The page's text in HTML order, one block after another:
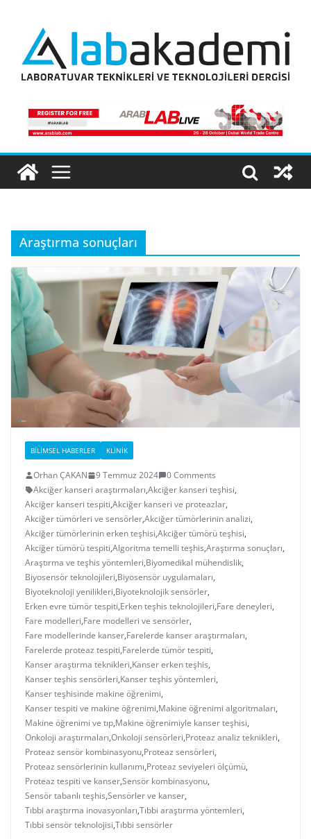
content
Araştırma sonuçları
BILIMSEL HABERLER KLINIK
Orhan ÇAKAN 9 Temmuz 2024
0 Comments
Akciğer kanseri araştırmaları,Akciğer kanseri teşhisi,
Akciğer kanseri tespiti,Akciğer kanseri ve proteazlar,
Akciğer tümörleri ve sensörler,Akciğer tümörlerinin analizi,
Akciğer tümörlerinin erken teşhisi,Akciğer tümörü teşhisi,
Akciğer tümörü tespiti,Algoritma temelli teşhis,Araştırma sonuçları,
Araştırma ve teşhis yöntemleri,Biyomedikal mühendislik,
Biyosensör teknolojileri,Biyosensör uygulamaları,
Biyoteknoloji yenilikleri,Biyoteknolojik sensörler,
Erken evre tümör tespiti,Erken teşhis teknolojileri,Fare deneyleri,
Fare modelleri,Fare modelleri ve sensörler,
Fare modellerinde kanser,Farelerde kanser araştırmaları,
Farelerde proteaz tespiti,Farelerde tümör tespiti,
Kanser araştırma teknikleri,Kanser erken teşhis,
Kanser teşhis sensörleri,Kanser teşhis yöntemleri,
Kanser teşhisinde makine öğrenimi,
Kanser tespiti ve makine öğrenimi,Makine öğrenimi algoritmaları,
Makine öğrenimi ve tıp,Makine öğrenimiyle kanser teşhisi,
Onkoloji araştırmaları,Onkoloji sensörleri,Proteaz analiz teknikleri,
Proteaz sensör kombinasyonu,Proteaz sensörleri,
Proteaz sensörlerinin kullanımı,Proteaz seviyeleri ölçümü,
Proteaz tespiti ve kanser,Sensör kombinasyonu,
Sensör tabanlı teşhis,Sensörler ve kanser,
Tıbbi araştırma inovasyonları,Tıbbi araştırma yöntemleri,
Tıbbi sensör teknolojisi,Tıbbi sensörler